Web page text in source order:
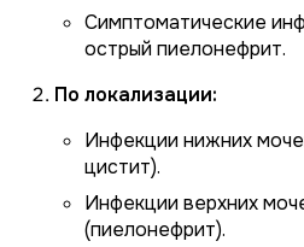
Симптоматические
острый пиелонефрит.
По локализации:
Инфекции нижних
цистит).
Инфекции верхних
(пиелонефрит).